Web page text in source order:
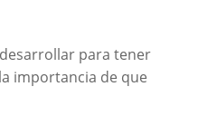
para tener
importancia de que